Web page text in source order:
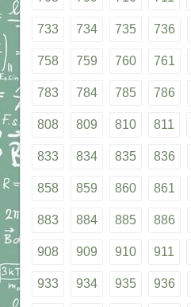
733 734 735 736
758 759 760 761
783 784 785 786
808 809 810 811
833 834 835 836
858 859 860 861
883 884 885 886
908 909 910 911
933 934 935 936